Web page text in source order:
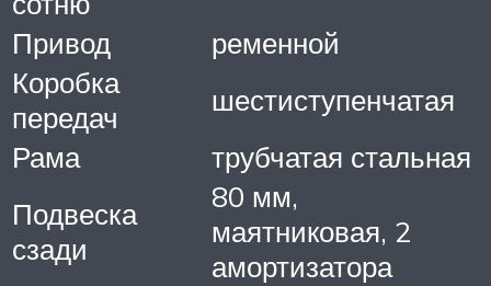
Привод
ременной
Коробка
передач
шестиступенчатая
Рама
трубчатая стальная
Подвеска
сзади
80 мм,
маятниковая, 2
амортизатора